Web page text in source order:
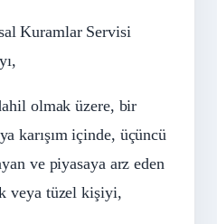
Kuramlar Servisi
olmak üzere, bir
karışım içinde, üçüncü
ve piyasaya arz eden
veya tüzel kişiyi,